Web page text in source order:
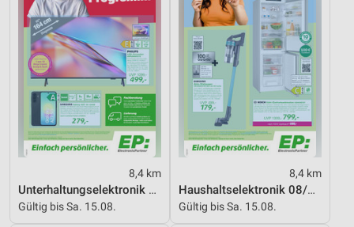
8,4 km
Unterhaltungselektronik 08/2026
Gültig bis Sa. 15.08.
8,4 km
Haushaltselektronik 08/2026
Gültig bis Sa. 15.08.
Werbung